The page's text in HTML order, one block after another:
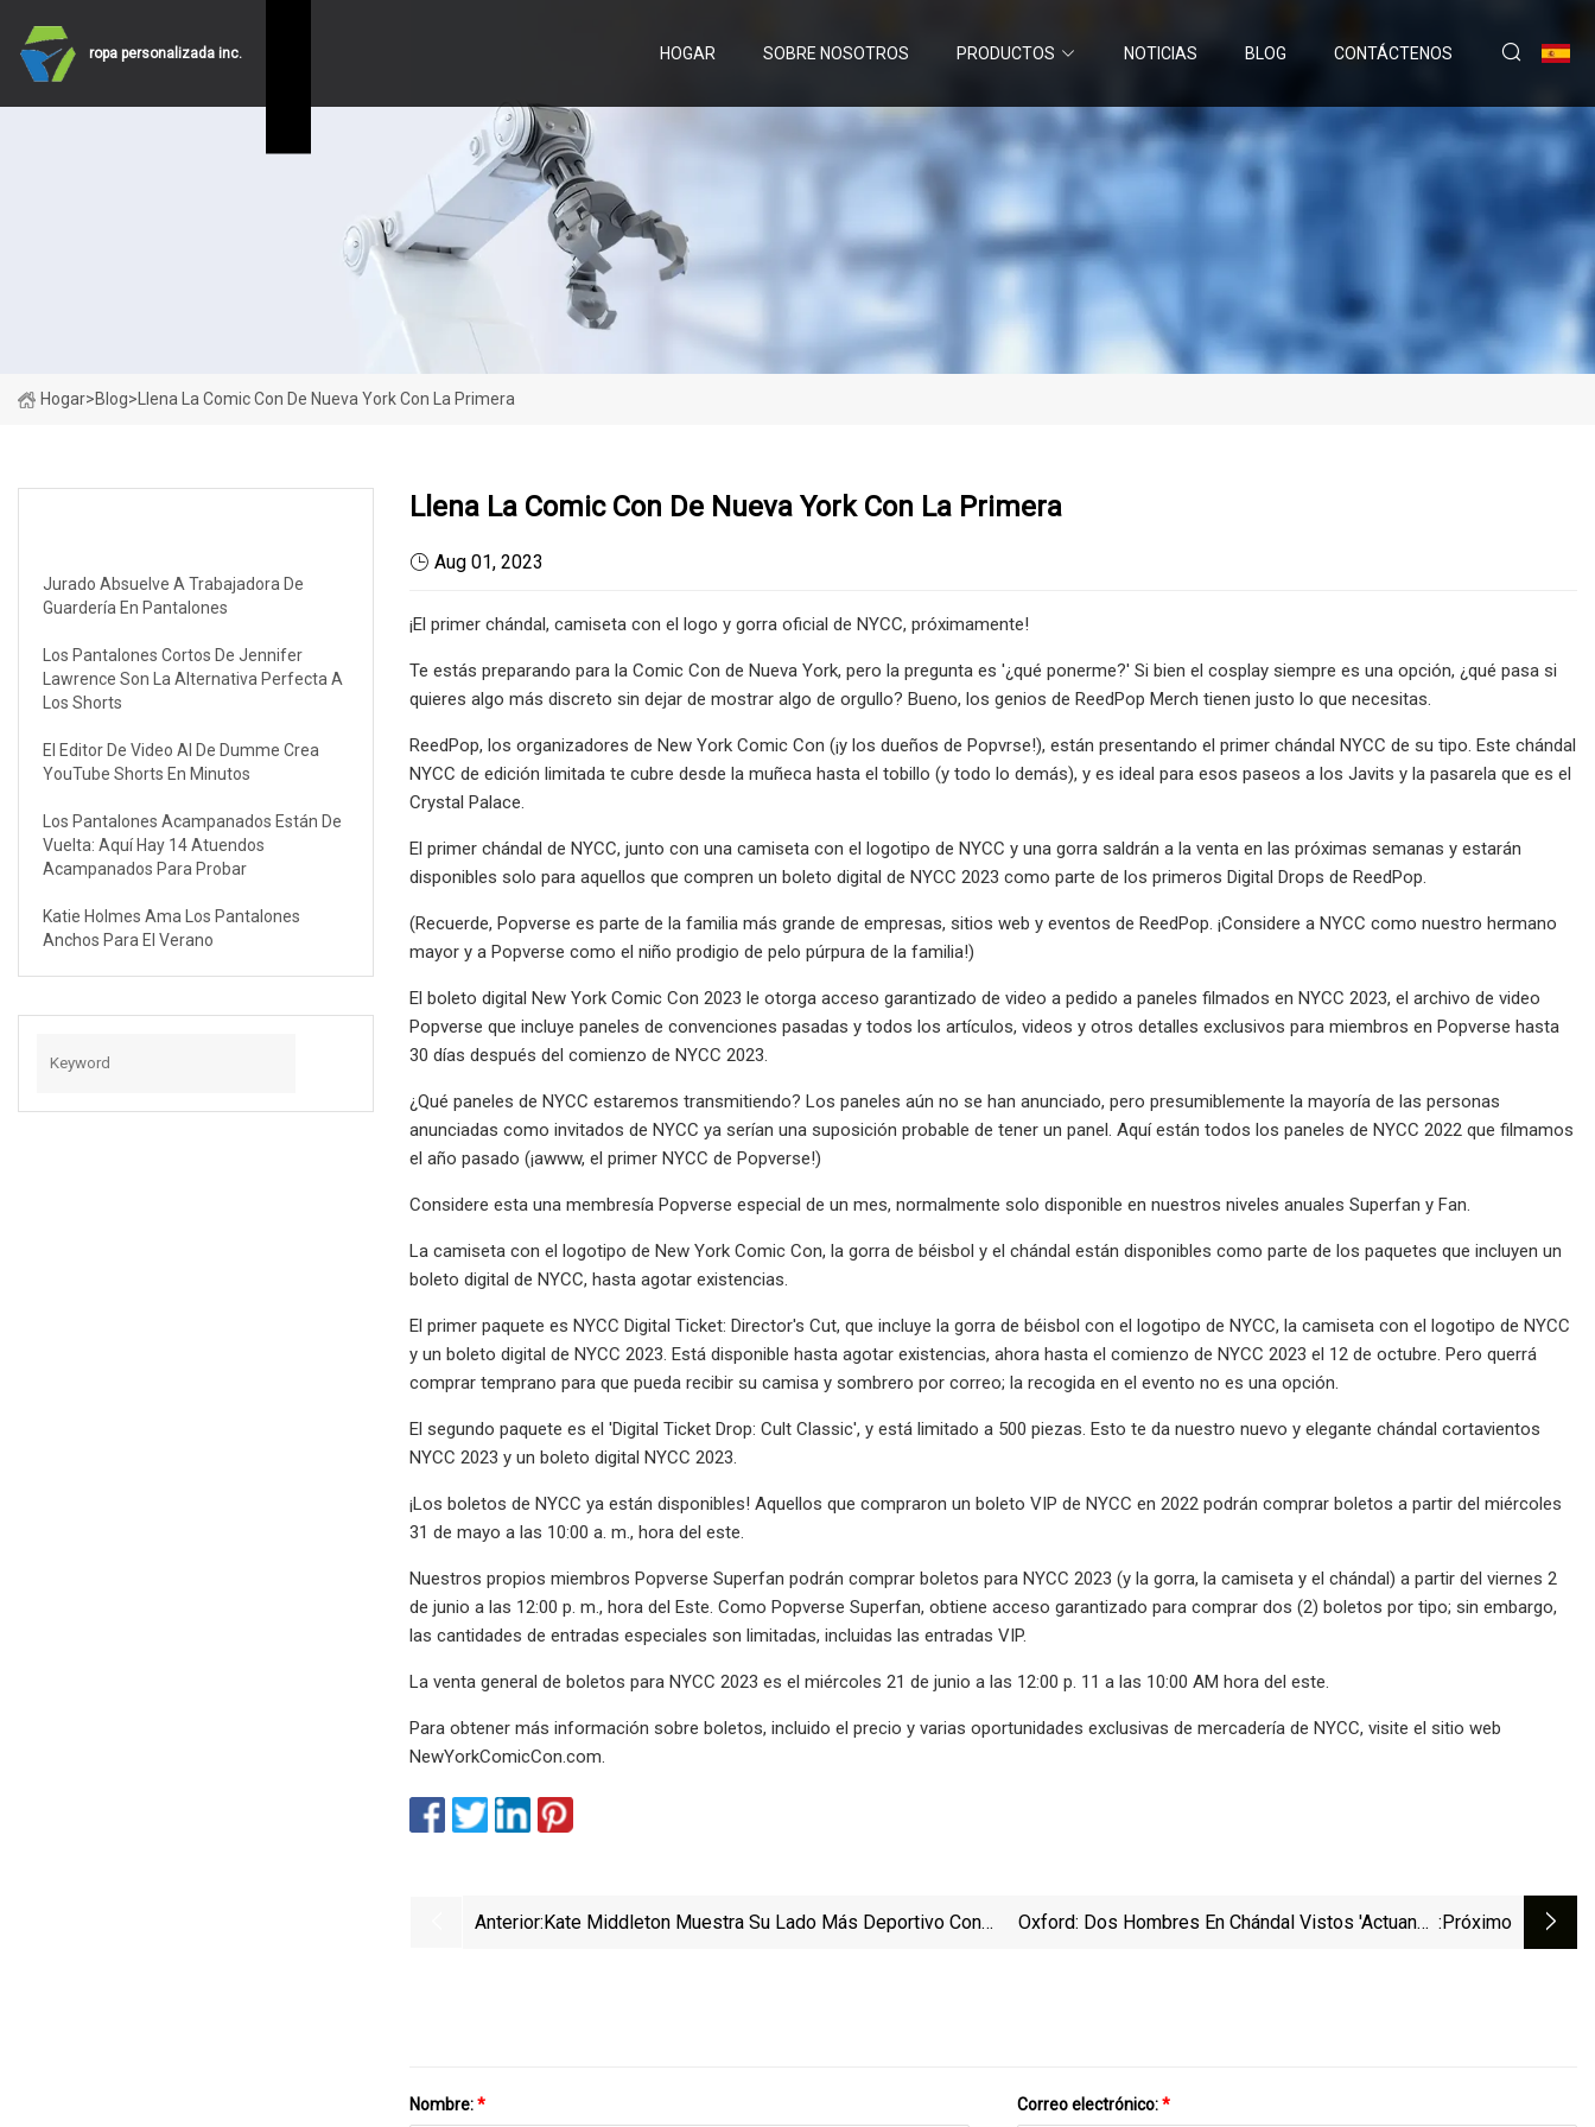
ropa personalizada inc. HOGAR SOBRE NOSOTROS PRODUCTOS NOTICIAS BLOG CONTÁCTENOS
Hogar>Blog> Llena La Comic Con De Nueva York Con La Primera
Jurado Absuelve A Trabajadora De
Guardería En Pantalones
Los Pantalones Cortos De Jennifer
Lawrence Son La Alternativa Perfecta A
Los Shorts
El Editor De Video AI De Dumme Crea
YouTube Shorts En Minutos
Los Pantalones Acampanados Están De
Vuelta: Aquí Hay 14 Atuendos
Acampanados Para Probar
Katie Holmes Ama Los Pantalones
Anchos Para El Verano
Llena La Comic Con De Nueva York Con La Primera
Aug 01, 2023
¡El primer chándal, camiseta con el logo y gorra oficial de NYCC, próximamente!
Te estás preparando para la Comic Con de Nueva York, pero la pregunta es '¿qué ponerme?' Si bien el cosplay siempre es una opción, ¿qué pasa si
quieres algo más discreto sin dejar de mostrar algo de orgullo? Bueno, los genios de ReedPop Merch tienen justo lo que necesitas.
ReedPop, los organizadores de New York Comic Con (¡y los dueños de Popvrse!), están presentando el primer chándal NYCC de su tipo. Este chándal
NYCC de edición limitada te cubre desde la muñeca hasta el tobillo (y todo lo demás), y es ideal para esos paseos a los Javits y la pasarela que es el
Crystal Palace.
El primer chándal de NYCC, junto con una camiseta con el logotipo de NYCC y una gorra saldrán a la venta en las próximas semanas y estarán
disponibles solo para aquellos que compren un boleto digital de NYCC 2023 como parte de los primeros Digital Drops de ReedPop.
(Recuerde, Popverse es parte de la familia más grande de empresas, sitios web y eventos de ReedPop. ¡Considere a NYCC como nuestro hermano
mayor y a Popverse como el niño prodigio de pelo púrpura de la familia!)
El boleto digital New York Comic Con 2023 le otorga acceso garantizado de video a pedido a paneles filmados en NYCC 2023, el archivo de video
Popverse que incluye paneles de convenciones pasadas y todos los artículos, videos y otros detalles exclusivos para miembros en Popverse hasta
30 días después del comienzo de NYCC 2023.
¿Qué paneles de NYCC estaremos transmitiendo? Los paneles aún no se han anunciado, pero presumiblemente la mayoría de las personas
anunciadas como invitados de NYCC ya serían una suposición probable de tener un panel. Aquí están todos los paneles de NYCC 2022 que filmamos
el año pasado (¡awww, el primer NYCC de Popverse!)
Considere esta una membresía Popverse especial de un mes, normalmente solo disponible en nuestros niveles anuales Superfan y Fan.
La camiseta con el logotipo de New York Comic Con, la gorra de béisbol y el chándal están disponibles como parte de los paquetes que incluyen un
boleto digital de NYCC, hasta agotar existencias.
El primer paquete es NYCC Digital Ticket: Director's Cut, que incluye la gorra de béisbol con el logotipo de NYCC, la camiseta con el logotipo de NYCC
y un boleto digital de NYCC 2023. Está disponible hasta agotar existencias, ahora hasta el comienzo de NYCC 2023 el 12 de octubre. Pero querrá
comprar temprano para que pueda recibir su camisa y sombrero por correo; la recogida en el evento no es una opción.
El segundo paquete es el 'Digital Ticket Drop: Cult Classic', y está limitado a 500 piezas. Esto te da nuestro nuevo y elegante chándal cortavientos
NYCC 2023 y un boleto digital NYCC 2023.
¡Los boletos de NYCC ya están disponibles! Aquellos que compraron un boleto VIP de NYCC en 2022 podrán comprar boletos a partir del miércoles
31 de mayo a las 10:00 a. m., hora del este.
Nuestros propios miembros Popverse Superfan podrán comprar boletos para NYCC 2023 (y la gorra, la camiseta y el chándal) a partir del viernes 2
de junio a las 12:00 p. m., hora del Este. Como Popverse Superfan, obtiene acceso garantizado para comprar dos (2) boletos por tipo; sin embargo,
las cantidades de entradas especiales son limitadas, incluidas las entradas VIP.
La venta general de boletos para NYCC 2023 es el miércoles 21 de junio a las 12:00 p. 11 a las 10:00 AM hora del este.
Para obtener más información sobre boletos, incluido el precio y varias oportunidades exclusivas de mercadería de NYCC, visite el sitio web
NewYorkComicCon.com.
Anterior:Kate Middleton Muestra Su Lado Más Deportivo Con
Oxford: Dos Hombres En Chándal Vistos 'actuando :próximo
Nombre:* Correo electrónico:*